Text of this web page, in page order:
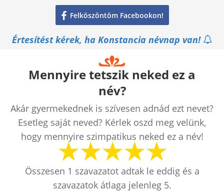
Felköszöntöm Facebookon!
Értesítést kérek, ha Konstancia névnap van!
Mennyire tetszik neked ez a
név?
Akár gyermekednek is szívesen adnád ezt nevet?
Esetleg saját neved? Kérlek oszd meg velünk,
hogy mennyire szimpatikus neked ez a név!
Összesen 1 szavazatot adtak le eddig és a
szavazatok átlaga jelenleg 5.